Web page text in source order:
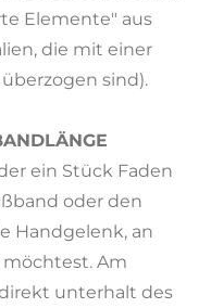
Elemente" aus
die mit einer
sind).
ein Stück Faden
oder den
Handgelenk, an
Am
unterhalt des